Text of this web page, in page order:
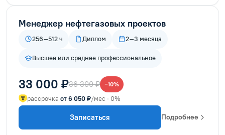
Менеджер нефтегазовых проектов
256–512 ч Диплом 2–3 месяца
Высшее или среднее профессиональное
33 000 ₽36 300 ₽ −10%
рассрочка от 6 050 ₽/мес · 0%
Записаться Подробнее